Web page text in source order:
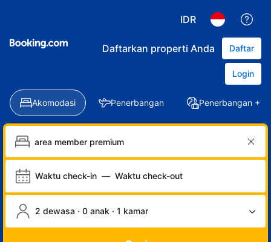
IDR
Daftarkan properti Anda Daftar
Login
Akomodasi Penerbangan Penerbangan +
Waktu check-in — Waktu check-out
2 dewasa · 0 anak · 1 kamar